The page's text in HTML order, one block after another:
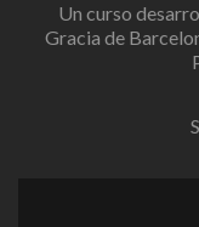
Un curso
Gracia de